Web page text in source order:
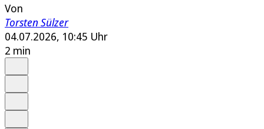
Von
Torsten Sülzer
04.07.2026, 10:45 Uhr
2 min